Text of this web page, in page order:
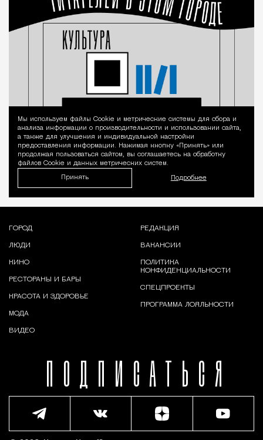
Уведомление
Мы используем файлы Сookie и метрические системы для сбора и
анализа информации о производительности и использовании сайта,
а также для улучшения и индивидуальной настройки
предоставления информации. Нажимая кнопку «Принять» или
продолжая пользоваться сайтом, вы соглашаетесь на обработку
файлов Cookie и данных метрических систем.
Принять Подробнее
ПОДПИСАТЬСЯ
ГОРОД
ЛЮДИ
КИНО
РЕСТОРАНЫ И БАРЫ
КРАСОТА И ЗДОРОВЬЕ
МОДА
ВИДЕО
РЕДАКЦИЯ
ВАКАНСИИ
ПОЛИТИКА
КОНФИДЕНЦИАЛЬНОСТИ
СПЕЦПРОЕКТЫ
ПРОГРАММА ЛОЯЛЬНОСТИ